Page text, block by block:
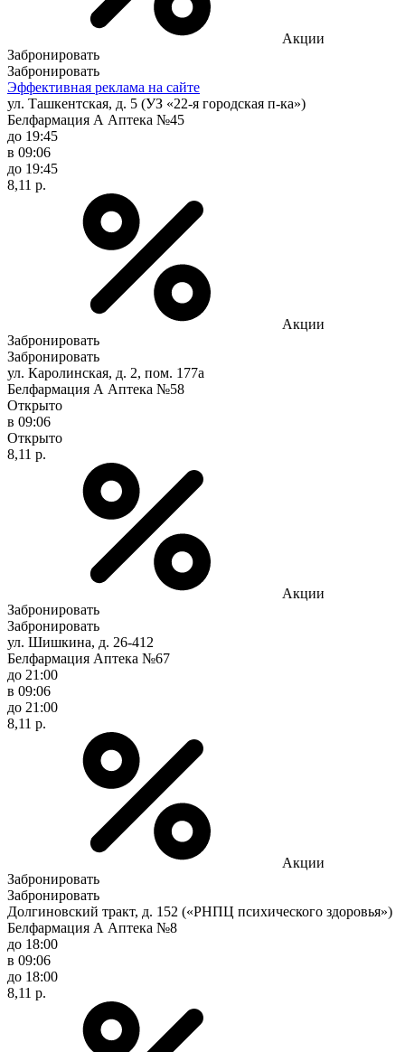
Акции
Забронировать
Забронировать
Эффективная реклама на сайте
ул. Ташкентская, д. 5 (УЗ «22-я городская п-ка»)
Белфармация А Аптека №45
до 19:45
в 09:06
до 19:45
8,11 р.
Акции
Забронировать
Забронировать
ул. Каролинская, д. 2, пом. 177а
Белфармация А Аптека №58
Открыто
в 09:06
Открыто
8,11 р.
Акции
Забронировать
Забронировать
ул. Шишкина, д. 26-412
Белфармация Аптека №67
до 21:00
в 09:06
до 21:00
8,11 р.
Акции
Забронировать
Забронировать
Долгиновский тракт, д. 152 («РНПЦ психического здоровья»)
Белфармация А Аптека №8
до 18:00
в 09:06
до 18:00
8,11 р.